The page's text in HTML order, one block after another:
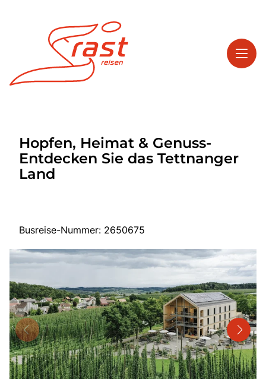
Highlights
Service
Tagesreisen
Bus anmieten
Linienverkehr
Service
Kontakt
Hopfen, Heimat & Genuss-
Entdecken Sie das Tettnanger
Land
Busreise-Nummer: 2650675